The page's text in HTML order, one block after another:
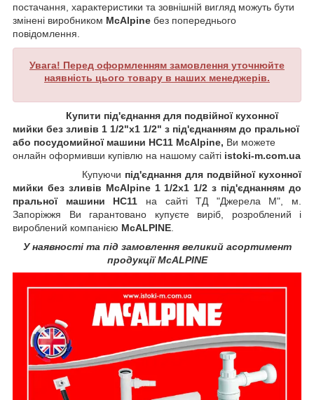
постачання, характеристики та зовнішній вигляд можуть бути
змінені виробником McAlpine без попереднього
повідомлення.
Увага! Перед оформленням замовлення уточнюйте
наявність цього товару в наших менеджерів.
Купити під'єднання для подвійної кухонної
мийки без зливів 1 1/2"х1 1/2" з під'єднанням до пральної
або посудомийної машини HC11 McAlpine, Ви можете
онлайн оформивши купівлю на нашому сайті istoki-m.com.ua
Купуючи під'єднання для подвійної кухонної
мийки без зливів McAlpine 1 1/2х1 1/2 з під'єднанням до
пральної машини HC11 на сайті ТД "Джерела М", м.
Запоріжжя Ви гарантовано купуєте виріб, розроблений і
вироблений компанією McALPINE.
У наявності та під замовлення великий асортимент
продукції McALPINE